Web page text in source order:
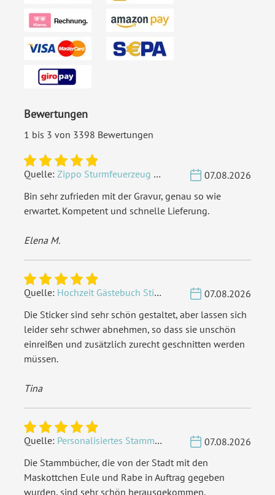
m²
EAN:
Bewertungen
1 bis 3 von 3398 Bewertungen
Quelle: Zippo Sturmfeuerzeug Chrom - Verzierte Initialen
07.08.2026
Bin sehr zufrieden mit der Gravur, genau so wie
erwartet. Kompetent und schnelle Lieferung.
Elena M.
Quelle: Hochzeit Gästebuch Sticker 40 Fragen - Weiß
07.08.2026
Die Sticker sind sehr schön gestaltet, aber lassen sich
leider sehr schwer abnehmen, so dass sie unschön
einreißen und zusätzlich zurecht geschnitten werden
müssen.
Tina
Quelle: Personalisiertes Stammbuch - Eigene Gravurdatei hochladen
07.08.2026
Die Stammbücher, die von der Stadt mit den
Maskottchen Eule und Rabe in Auftrag gegeben
wurden, sind sehr schön herausgekommen.